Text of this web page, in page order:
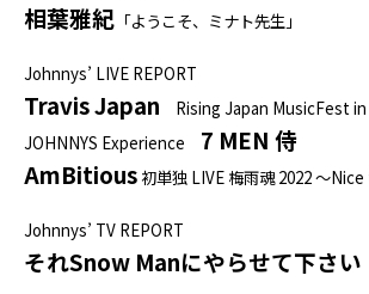
相葉雅紀 「ようこそ、ミナト先生」
Johnnys’ LIVE REPORT
Travis Japan
Rising Japan MusicFest
JOHNNYS Experience
7 MEN 侍
AmBitious 初単独 LIVE 梅雨魂 2022 ～
Johnnys’ TV REPORT
それSnow Manにやらせて下さい